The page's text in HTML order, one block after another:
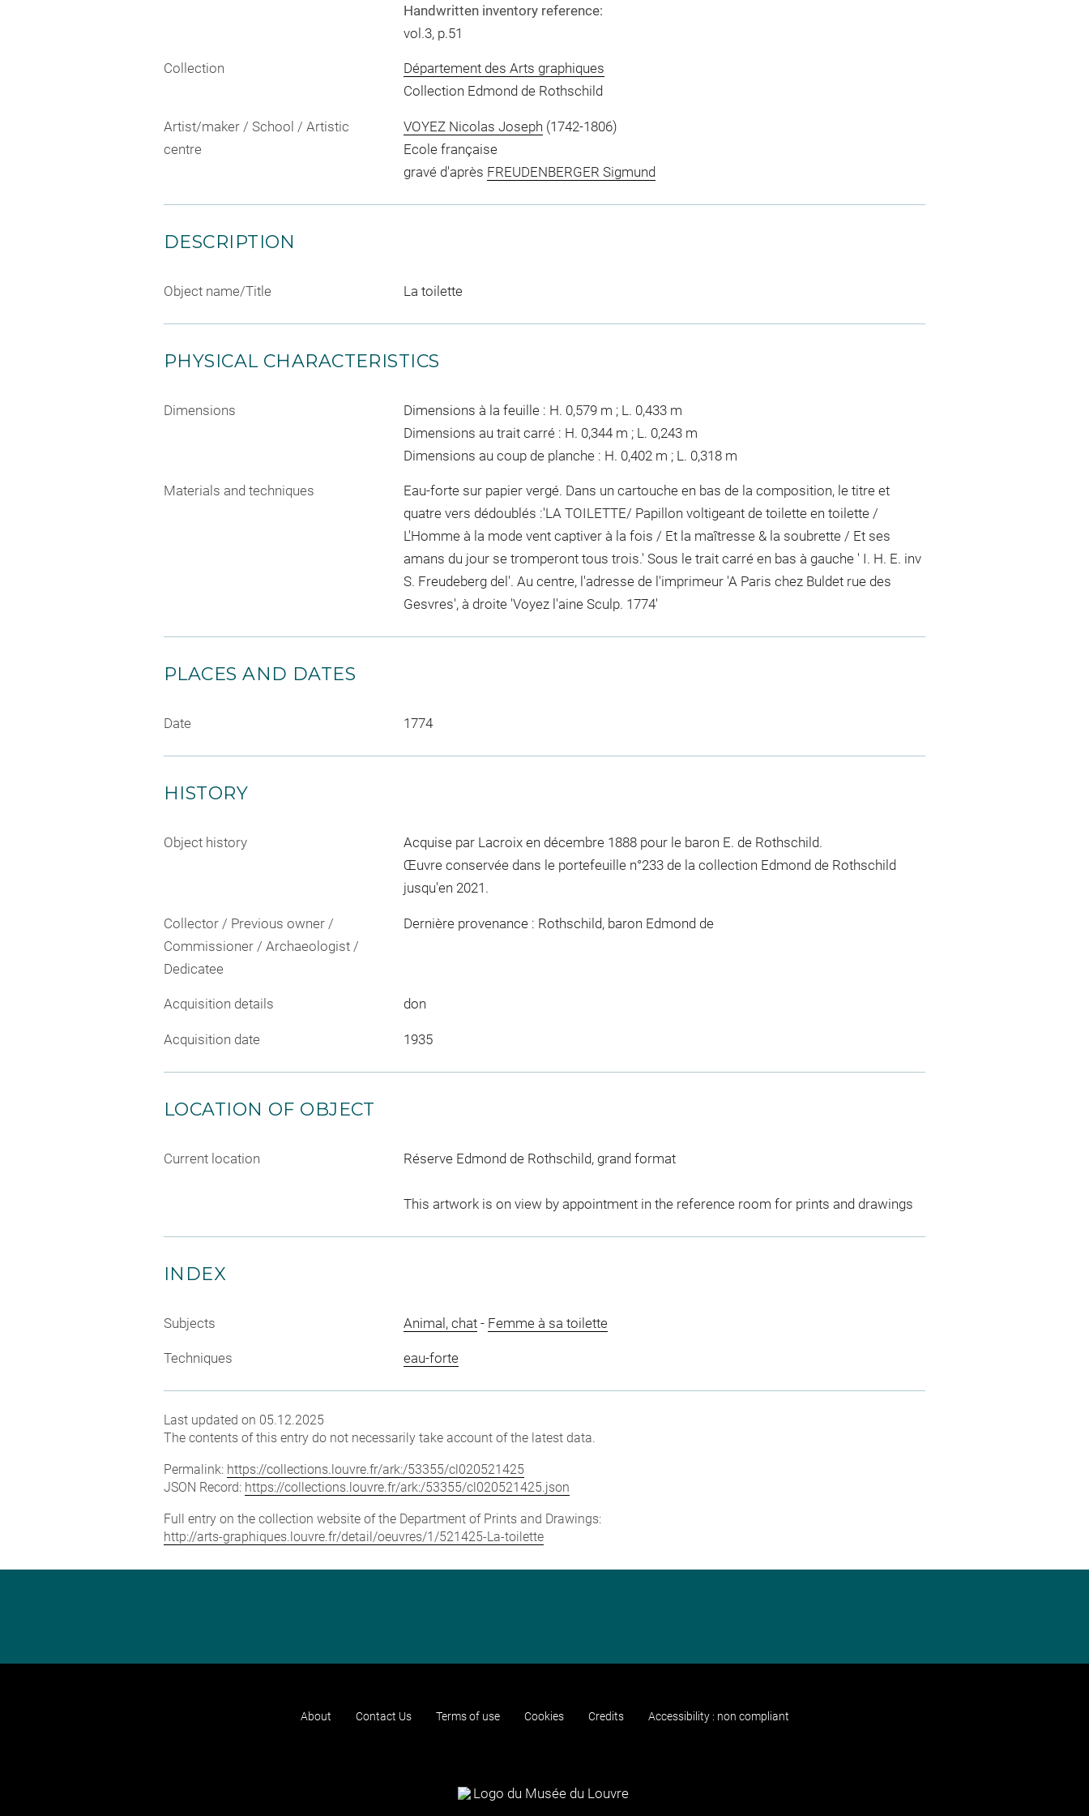
Handwritten inventory reference:
vol.3, p.51
Collection
Département des Arts graphiques
Collection Edmond de Rothschild
Artist/maker / School / Artistic
centre
VOYEZ Nicolas Joseph (1742-1806)
Ecole française
gravé d'après FREUDENBERGER Sigmund
DESCRIPTION
Object name/Title La toilette
PHYSICAL CHARACTERISTICS
Dimensions
Dimensions à la feuille : H. 0,579 m ; L. 0,433 m
Dimensions au trait carré : H. 0,344 m ; L. 0,243 m
Dimensions au coup de planche : H. 0,402 m ; L. 0,318 m
Materials and techniques
Eau-forte sur papier vergé. Dans un cartouche en bas de la composition, le titre et
quatre vers dédoublés :'LA TOILETTE/ Papillon voltigeant de toilette en toilette /
L'Homme à la mode vent captiver à la fois / Et la maîtresse & la soubrette / Et ses
amans du jour se tromperont tous trois.' Sous le trait carré en bas à gauche ' I. H. E. inv
S. Freudeberg del'. Au centre, l'adresse de l'imprimeur 'A Paris chez Buldet rue des
Gesvres', à droite 'Voyez l'aine Sculp. 1774'
PLACES AND DATES
Date 1774
HISTORY
Object history
Acquise par Lacroix en décembre 1888 pour le baron E. de Rothschild.
Œuvre conservée dans le portefeuille n°233 de la collection Edmond de Rothschild
jusqu'en 2021.
Collector / Previous owner /
Commissioner / Archaeologist /
Dedicatee
Dernière provenance : Rothschild, baron Edmond de
Acquisition details don
Acquisition date 1935
LOCATION OF OBJECT
Current location Réserve Edmond de Rothschild, grand format
This artwork is on view by appointment in the reference room for prints and drawings
INDEX
Subjects Animal, chat- Femme à sa toilette
Techniques eau-forte
Last updated on 05.12.2025
The contents of this entry do not necessarily take account of the latest data.
Permalink: https://collections.louvre.fr/ark:/53355/cl020521425
JSON Record: https://collections.louvre.fr/ark:/53355/cl020521425.json
Full entry on the collection website of the Department of Prints and Drawings:
http://arts-graphiques.louvre.fr/detail/oeuvres/1/521425-La-toilette
About Contact Us Terms of use Cookies Credits Accessibility : non compliant